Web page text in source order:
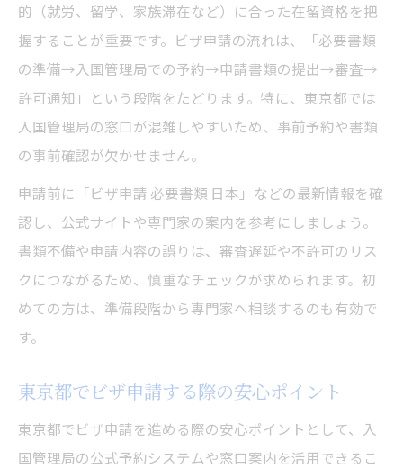
的（就労、留学、家族滞在など）に合った在留資格を把
握することが重要です。ビザ申請の流れは、「必要書類
の準備→入国管理局での予約→申請書類の提出→審査→
許可通知」という段階をたどります。特に、東京都では
入国管理局の窓口が混雑しやすいため、事前予約や書類
の事前確認が欠かせません。
申請前に「ビザ申請 必要書類 日本」などの最新情報を確
認し、公式サイトや専門家の案内を参考にしましょう。
書類不備や申請内容の誤りは、審査遅延や不許可のリス
クにつながるため、慎重なチェックが求められます。初
めての方は、準備段階から専門家へ相談するのも有効で
す。
東京都でビザ申請する際の安心ポイント
東京都でビザ申請を進める際の安心ポイントとして、入
国管理局の公式予約システムや窓口案内を活用できるこ